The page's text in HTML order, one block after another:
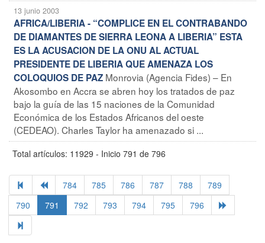
13 junio 2003
AFRICA/LIBERIA - “COMPLICE EN EL CONTRABANDO
DE DIAMANTES DE SIERRA LEONA A LIBERIA” ESTA
ES LA ACUSACION DE LA ONU AL ACTUAL
PRESIDENTE DE LIBERIA QUE AMENAZA LOS
COLOQUIOS DE PAZ Monrovia (Agencia Fides) – En
Akosombo en Accra se abren hoy los tratados de paz
bajo la guía de las 15 naciones de la Comunidad
Económica de los Estados Africanos del oeste
(CEDEAO). Charles Taylor ha amenazado si ...
Total artículos: 11929 - Inicio 791 de 796
784 785 786 787 788
789
790
791 792 793 794 795 796